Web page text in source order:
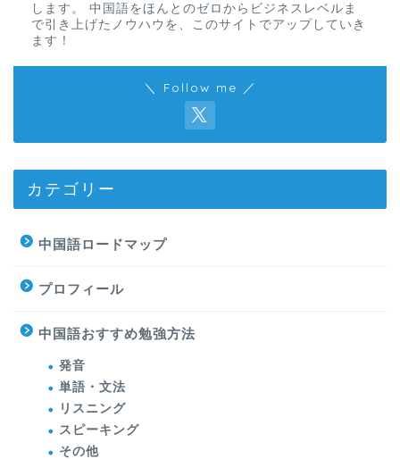
します。 中国語をほんとのゼロからビジネスレベルま
で引き上げたノウハウを、このサイトでアップしていき
ます！
＼ Follow me ／
カテゴリー
中国語ロードマップ
プロフィール
中国語おすすめ勉強方法
発音
単語・文法
リスニング
スピーキング
その他